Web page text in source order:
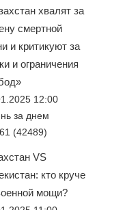
хвалят за
смертной
и критикуют за
и ограничения
12:00
за днем
(42489)
VS
кто круче
мощи?